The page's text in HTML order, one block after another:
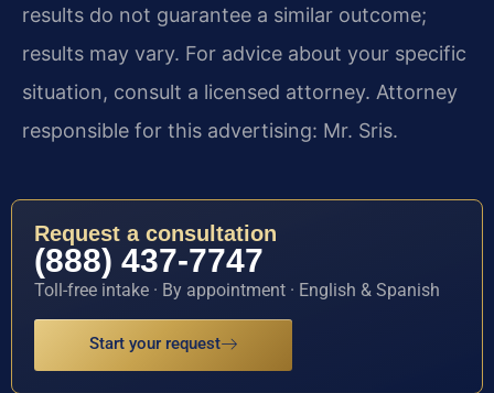
results do not guarantee a similar outcome;
results may vary. For advice about your specific
situation, consult a licensed attorney. Attorney
responsible for this advertising: Mr. Sris.
Request a consultation
(888) 437-7747
Toll-free intake · By appointment · English & Spanish
Start your request